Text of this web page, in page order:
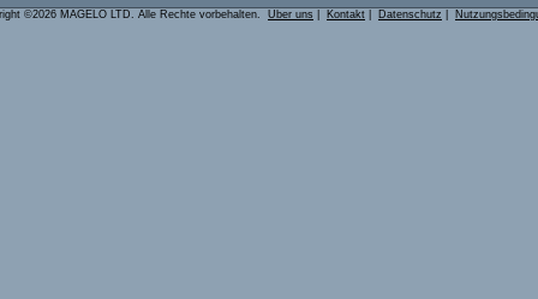
©2026 MAGELO LTD. Alle Rechte vorbehalten. Über uns Kontakt Datenschutz